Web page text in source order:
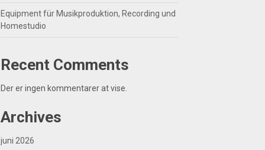
Equipment für Musikproduktion, Recording und
Homestudio
Recent Comments
Der er ingen kommentarer at vise.
Archives
juni 2026